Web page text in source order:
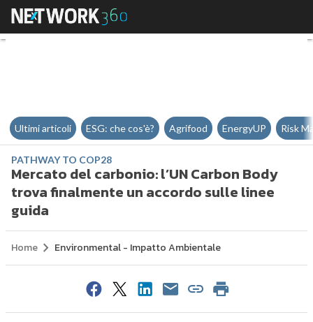
Mercato del carbonio: l’UN
Ultimi articoli ESG: che cos'è? Agrifood EnergyUP Risk
PATHWAY TO COP28
Mercato del carbonio: l’UN Carbon Body
trova finalmente un accordo sulle linee
guida
Home Environmental - Impatto Ambientale